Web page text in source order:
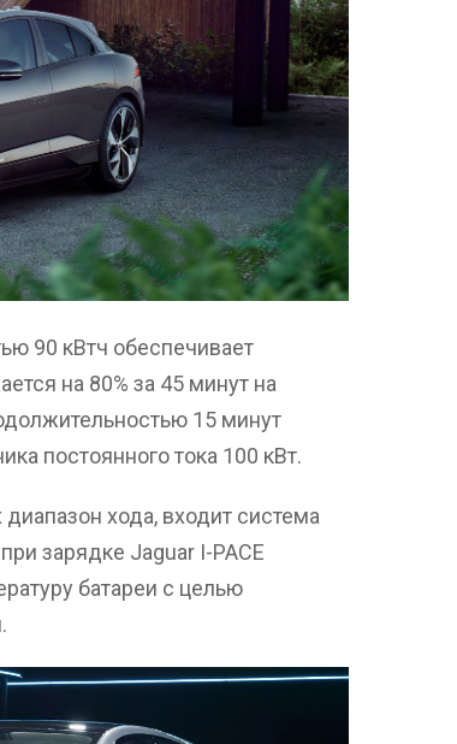
90 кВтч обеспечивает
на 80% за 45 минут на
15 минут
постоянного тока 100 кВт.
хода, входит система
зарядке Jaguar I-PACE
батареи с целью